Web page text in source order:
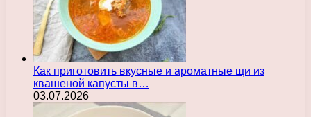
Как приготовить вкусные и ароматные щи из
квашеной капусты в…
03.07.2026